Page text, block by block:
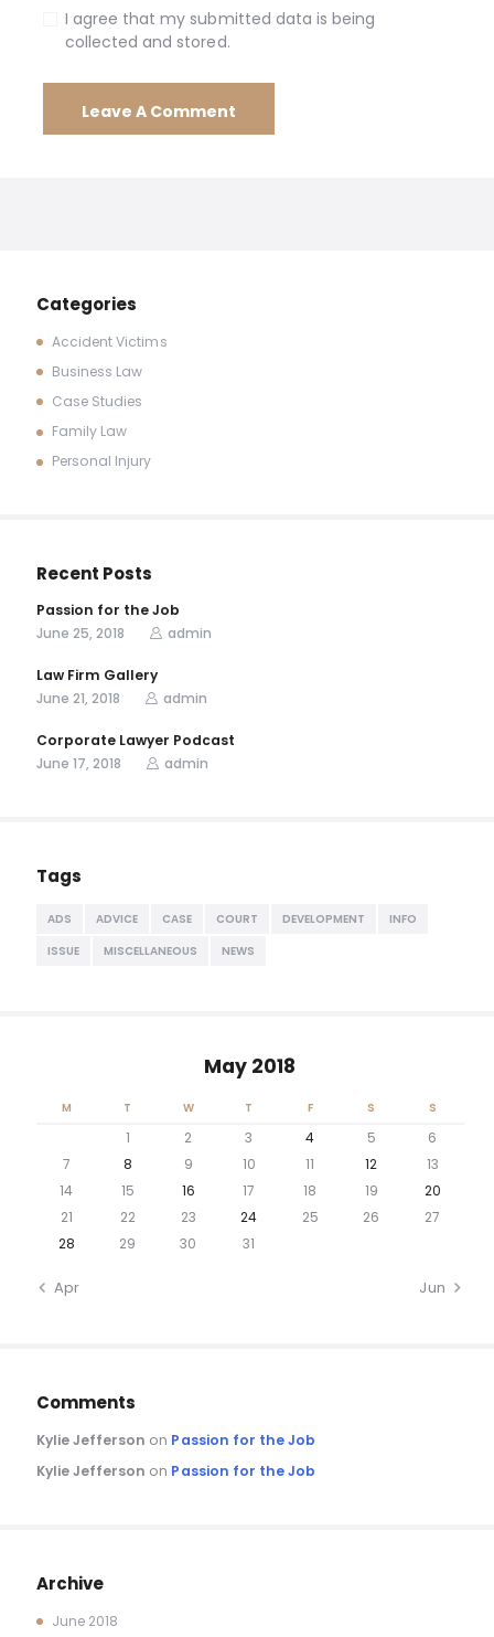
I agree that my submitted data is being
collected and stored.
Categories
Accident Victims
Business Law
Case Studies
Family Law
Personal Injury
Recent Posts
Passion for the Job
June 25, 2018
admin
Law Firm Gallery
June 21, 2018
admin
Corporate Lawyer Podcast
June 17, 2018
admin
Tags
ADS ADVICE CASE COURT DEVELOPMENT
INFO
ISSUE
MISCELLANEOUS NEWS
May 2018
M T W T F S S
1 2 3 4 5
6
7
8 9 10 11 12
13
14
15 16 17 18 19
20
21
22 23 24 25 26
27
28
29 30 31
« Apr Jun »
Comments
Kylie Jefferson on Passion for the Job
Kylie Jefferson on Passion for the Job
Archive
June 2018